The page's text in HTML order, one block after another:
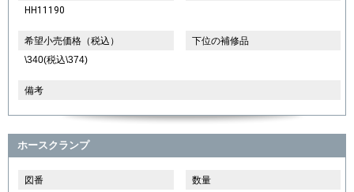
HH11190
希望小売価格（税込）
\340(税込\374)
下位の補修品
備考
ホースクランプ
図番
数量